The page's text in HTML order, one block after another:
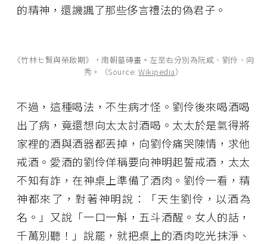
的精神，還譏諷了那些侈言禮法的偽君子。
《竹林七賢與榮啟期》，南朝墓磚畫。左至右分別為阮咸、劉伶、向
秀。（Source:Wikipedia）
不過，這種喝法，不生病才怪。劉伶後來喝酒喝
出了病，竟還想向太太討酒喝。太太於是氣得將
家裡的酒與酒器都丟掉，向劉伶痛哭陳情，求他
戒酒。愛酒的劉伶佯稱要向神明起誓戒酒，太太
不知有詐，在神桌上準備了酒肉。劉伶一看，精
神都來了，對著神明說：「天生劉伶，以酒為
名。」又說「一口一斛，五斗酒醒。女人的話，
千萬別聽！」說罷，就把桌上的酒肉吃光抹淨、